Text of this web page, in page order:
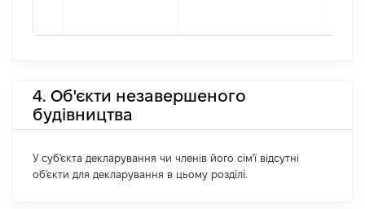
4. Об'єкти незавершеного
будівництва
У суб'єкта декларування чи членів його сім'ї відсутні
об'єкти для декларування в цьому розділі.